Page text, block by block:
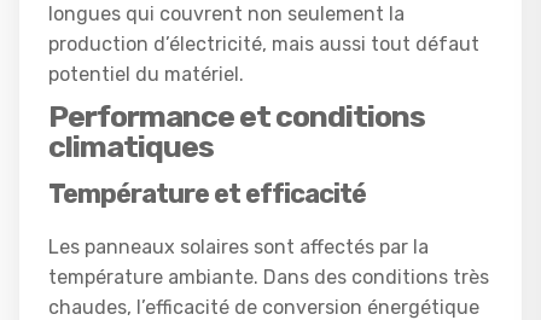
longues qui couvrent non seulement la
production d’électricité, mais aussi tout défaut
potentiel du matériel.
Performance et conditions
climatiques
Température et efficacité
Les panneaux solaires sont affectés par la
température ambiante. Dans des conditions très
chaudes, l’efficacité de conversion énergétique